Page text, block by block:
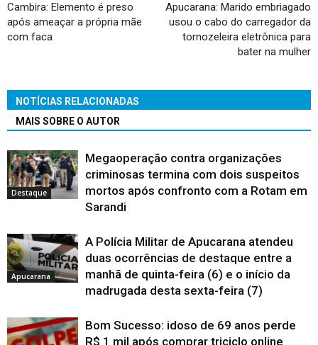
Cambira: Elemento é preso
após ameaçar a própria mãe
com faca
Apucarana: Marido embriagado
usou o cabo do carregador da
tornozeleira eletrônica para
bater na mulher
NOTÍCIAS RELACIONADAS
MAIS SOBRE O AUTOR
Destaque
Megaoperação contra organizações
criminosas termina com dois suspeitos
mortos após confronto com a Rotam em
Sarandi
Apucarana
A Polícia Militar de Apucarana atendeu
duas ocorrências de destaque entre a
manhã de quinta-feira (6) e o início da
madrugada desta sexta-feira (7)
Bom Sucesso: idoso de 69 anos perde
R$ 1 mil após comprar triciclo online